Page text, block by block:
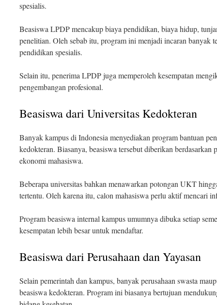
spesialis.
Beasiswa LPDP mencakup biaya pendidikan, biaya hidup,
penelitian. Oleh sebab itu, program ini menjadi incaran banyak
pendidikan spesialis.
Selain itu, penerima LPDP juga memperoleh kesempatan
pengembangan profesional.
Beasiswa dari Universitas Kedokteran
Banyak kampus di Indonesia menyediakan program bantuan
kedokteran. Biasanya, beasiswa tersebut diberikan berdasarkan
ekonomi mahasiswa.
Beberapa universitas bahkan menawarkan potongan UKT
tertentu. Oleh karena itu, calon mahasiswa perlu aktif mencari
Program beasiswa internal kampus umumnya dibuka setiap
kesempatan lebih besar untuk mendaftar.
Beasiswa dari Perusahaan dan Yayasan
Selain pemerintah dan kampus, banyak perusahaan swasta
beasiswa kedokteran. Program ini biasanya bertujuan